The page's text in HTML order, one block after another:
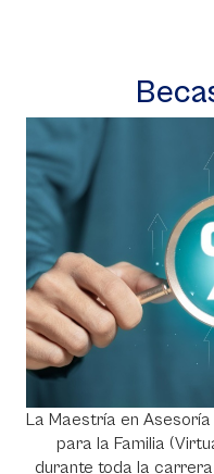
La Maestría en
para la Familia
durante toda la